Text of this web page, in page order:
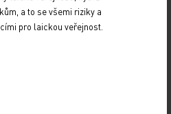
doporučenými léčebnými
a to se všemi riziky a
pro laickou veřejnost.